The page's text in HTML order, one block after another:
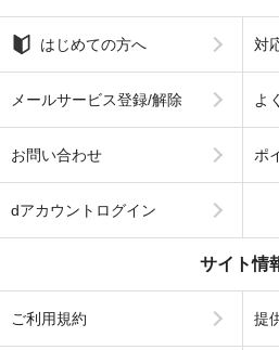
はじめての方へ 対
メールサービス登録/解除 よ
お問い合わせ ポ
dアカウントログイン
サイト情
ご利用規約 提